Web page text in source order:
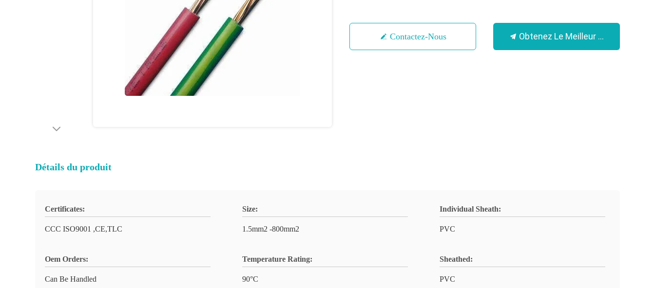
Contactez-Nous Obtenez Le Meilleur Prix
Détails du produit
Certificates:
CCC ISO9001 ,CE,TLC
Size:
1.5mm2 -800mm2
Individual Sheath:
PVC
Oem Orders:
Can Be Handled
Temperature Rating:
90°C
Sheathed:
PVC